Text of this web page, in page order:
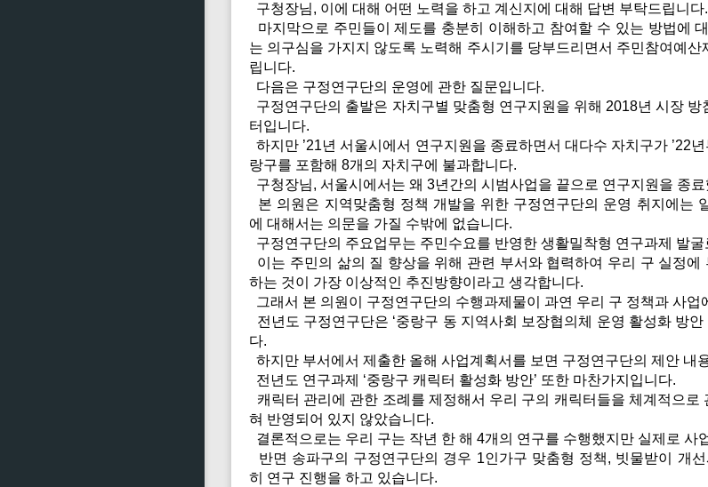
구청장님, 이에 대해 어떤 노력을 하고 계신지에 대해 답변 부탁드립니다.
마지막으로 주민들이 제도를 충분히 이해하고 참여할 수 있는 방법에
는 의구심을 가지지 않도록 노력해 주시기를 당부드리면서 주민참여예
립니다.
다음은 구정연구단의 운영에 관한 질문입니다.
구정연구단의 출발은 자치구별 맞춤형 연구지원을 위해 2018년 시장
터입니다.
하지만 ’21년 서울시에서 연구지원을 종료하면서 대다수 자치구가 ’22
랑구를 포함해 8개의 자치구에 불과합니다.
구청장님, 서울시에서는 왜 3년간의 시범사업을 끝으로 연구지원을 종
본 의원은 지역맞춤형 정책 개발을 위한 구정연구단의 운영 취지에는
에 대해서는 의문을 가질 수밖에 없습니다.
구정연구단의 주요업무는 주민수요를 반영한 생활밀착형 연구과제 발
이는 주민의 삶의 질 향상을 위해 관련 부서와 협력하여 우리 구 실정
하는 것이 가장 이상적인 추진방향이라고 생각합니다.
그래서 본 의원이 구정연구단의 수행과제물이 과연 우리 구 정책과 사
전년도 구정연구단은 ‘중랑구 동 지역사회 보장협의체 운영 활성화 방
다.
하지만 부서에서 제출한 올해 사업계획서를 보면 구정연구단의 제안 내
전년도 연구과제 ‘중랑구 캐릭터 활성화 방안’ 또한 마찬가지입니다.
캐릭터 관리에 관한 조례를 제정해서 우리 구의 캐릭터들을 체계적으
혀 반영되어 있지 않았습니다.
결론적으로는 우리 구는 작년 한 해 4개의 연구를 수행했지만 실제로 사
반면 송파구의 구정연구단의 경우 1인가구 맞춤형 정책, 빗물받이 개
히 연구 진행을 하고 있습니다.